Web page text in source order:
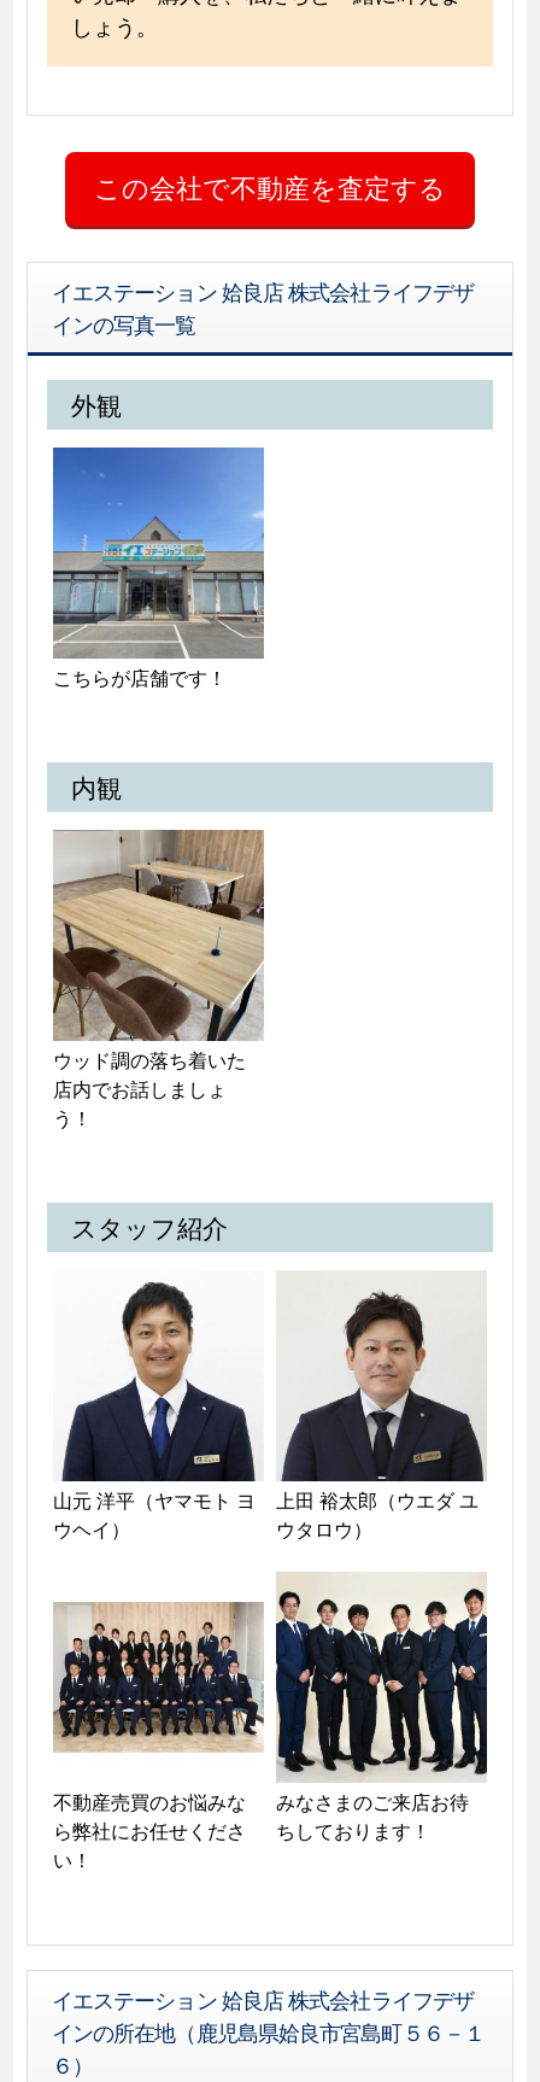
しょう。
イエステーション 姶良店 株式会社ライフデザ
インの写真一覧
外観
こちらが店舗です！
内観
ウッド調の落ち着いた
店内でお話しましょ
う！
スタッフ紹介
山元 洋平（ヤマモト ヨ
ウヘイ）
上田 裕太郎（ウエダ ユ
ウタロウ）
不動産売買のお悩みな
ら弊社にお任せくださ
みなさまのご来店お待
ちしております！
イエステーション 姶良店 株式会社ライフデザ
インの所在地（鹿児島県姶良市宮島町５６－１
６）